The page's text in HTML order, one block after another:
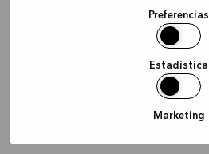
Preferencias
Estadística
Marketing